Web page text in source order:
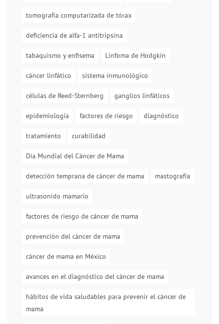
tomografía computarizada de tórax
deficiencia de alfa-1 antitripsina
tabaquismo y enfisema Linfoma de Hodgkin
cáncer linfático sistema inmunológico
células de Reed-Sternberg ganglios linfáticos
epidemiología factores de riesgo diagnóstico
tratamiento curabilidad
Día Mundial del Cáncer de Mama
detección temprana de cáncer de mama mastografía
ultrasonido mamario
factores de riesgo de cáncer de mama
prevención del cáncer de mama
cáncer de mama en México
avances en el diagnóstico del cáncer de mama
hábitos de vida saludables para prevenir el cáncer de
mama